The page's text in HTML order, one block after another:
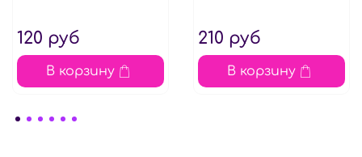
120 руб
В корзину
210 руб
В корзину